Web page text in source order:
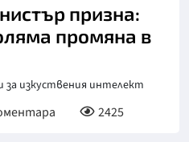
призна:
промяна в
за изкуствения интелект
2425